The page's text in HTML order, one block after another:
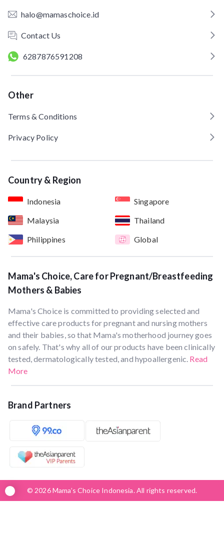
halo@mamaschoice.id
Contact Us
6287876591208
Other
Terms & Conditions
Privacy Policy
Country & Region
Indonesia
Singapore
Malaysia
Thailand
Philippines
Global
Mama's Choice, Care for Pregnant/Breastfeeding
Mothers & Babies
Mama's Choice is committed to providing selected and
effective care products for pregnant and nursing mothers
and their babies, so that Mama's motherhood journey goes
on safely. That's why all of our products have been clinically
tested, dermatologically tested, and hypoallergenic. Read
More
Brand Partners
© 2026 Mama’s Choice Indonesia. All rights reserved.